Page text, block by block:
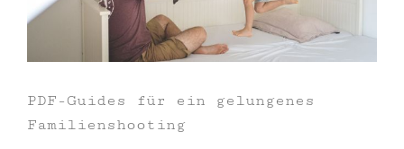
PDF-Guides für ein gelungenes
Familienshooting